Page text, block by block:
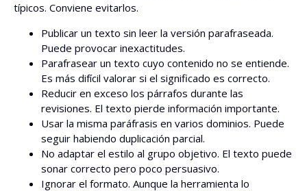
típicos. Conviene evitarlos.
Publicar un texto sin leer la versión parafraseada.
Puede provocar inexactitudes.
Parafrasear un texto cuyo contenido no se entiende.
Es más difícil valorar si el significado es correcto.
Reducir en exceso los párrafos durante las
revisiones. El texto pierde información importante.
Usar la misma paráfrasis en varios dominios. Puede
seguir habiendo duplicación parcial.
No adaptar el estilo al grupo objetivo. El texto puede
sonar correcto pero poco persuasivo.
Ignorar el formato. Aunque la herramienta lo